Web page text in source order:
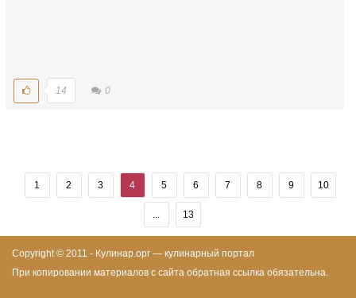
14 0
1 2 3 4 5 6 7 8 9 10
... 13
Copyright © 2011 - Кулинар.орг — кулинарный портал
При копировании материалов с сайта обратная ссылка обязательна.